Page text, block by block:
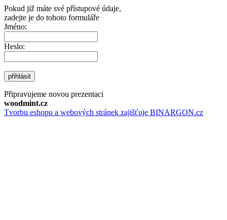
Pokud již máte své přístupové údaje,
zadejte je do tohoto formuláře
Jméno:
Heslo:
přihlásit
Připravujeme novou prezentaci
woodmint.cz
Tvorbu eshopu a webových stránek zajišťuje BINARGON.cz